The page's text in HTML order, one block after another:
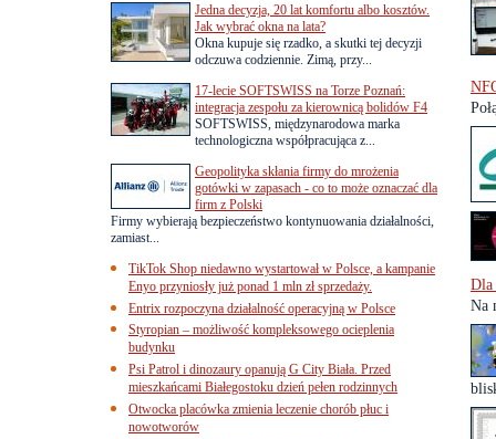
Dla
Na
Jedna decyzja, 20 lat komfortu albo kosztów.
Jak wybrać okna na lata?
Okna kupuje się rzadko, a skutki tej decyzji
odczuwa codziennie. Zimą, przy...
17-lecie SOFTSWISS na Torze Poznań:
integracja zespołu za kierownicą bolidów F4
SOFTSWISS, międzynarodowa marka
technologiczna współpracująca z...
Geopolityka skłania firmy do mrożenia
gotówki w zapasach - co to może oznaczać dla
firm z Polski
Firmy wybierają bezpieczeństwo kontynuowania działalności,
zamiast...
TikTok Shop niedawno wystartował w Polsce, a kampanie
Enyo przyniosły już ponad 1 mln zł sprzedaży.
Entrix rozpoczyna działalność operacyjną w Polsce
Styropian – możliwość kompleksowego ocieplenia
budynku
Psi Patrol i dinozaury opanują G City Biała. Przed
mieszkańcami Białegostoku dzień pełen rodzinnych
Otwocka placówka zmienia leczenie chorób płuc i
nowotworów